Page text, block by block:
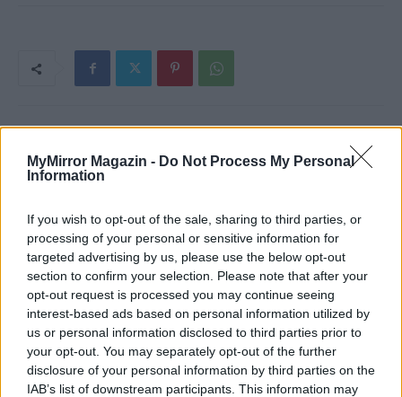
MyMirror Magazin - Do Not Process My Personal
Information
If you wish to opt-out of the sale, sharing to third parties, or
processing of your personal or sensitive information for
targeted advertising by us, please use the below opt-out
section to confirm your selection. Please note that after your
opt-out request is processed you may continue seeing
interest-based ads based on personal information utilized by
us or personal information disclosed to third parties prior to
your opt-out. You may separately opt-out of the further
disclosure of your personal information by third parties on the
IAB’s list of downstream participants. This information may
Imre Hilda
Oktatás és nevelés területén dolgozom, de minden
szabadidőmben írok. Szeretek belesni a hétköznapok függönye
mögé és közben keresem az embert, a nőt a jól legyártott álarcok
mögött. Néha meséket is írok, de gyakrabban novellákat,